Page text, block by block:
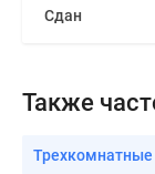
Сдан
Также